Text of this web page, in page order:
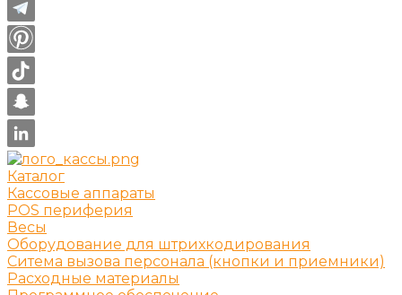
Каталог
Кассовые аппараты
POS периферия
Весы
Оборудование для штрихкодирования
Ситема вызова персонала (кнопки и приемники)
Расходные материалы